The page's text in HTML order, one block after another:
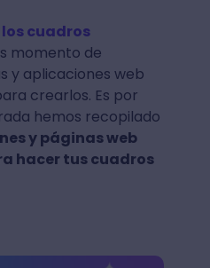
cuadros
momento de
y aplicaciones web
crearlos. Es por
hemos recopilado
y páginas web
hacer tus cuadros